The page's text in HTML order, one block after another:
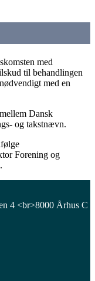
med
til behandlingen
med en
Dansk
og takstnævn.
Forening og
.
4 <br>8000 Århus C